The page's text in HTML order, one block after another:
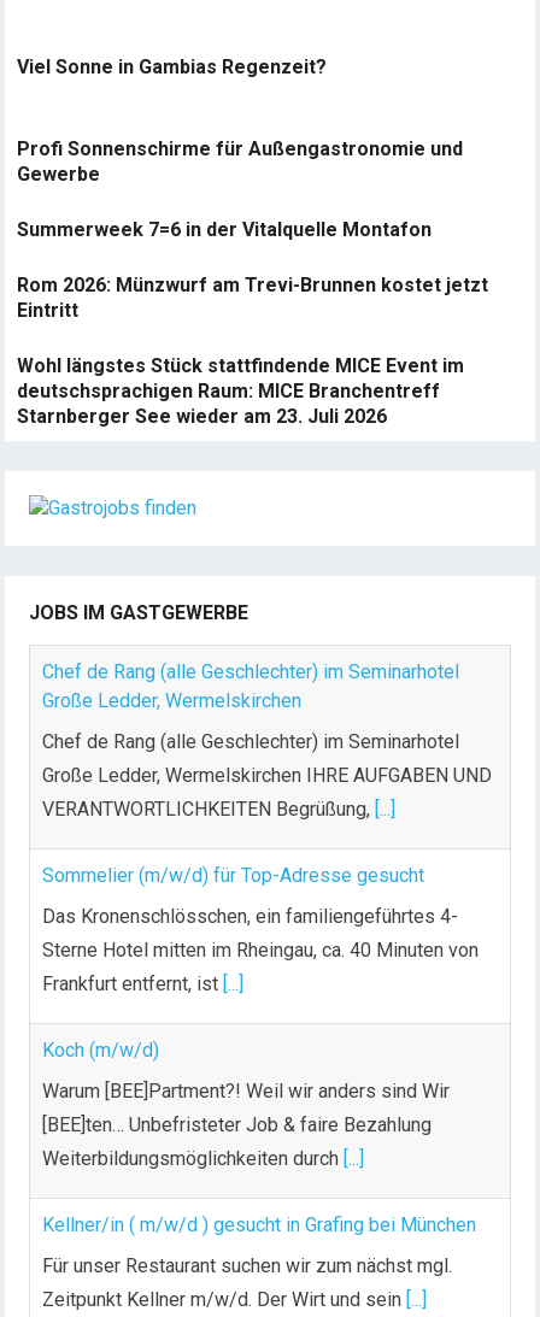
Viel Sonne in Gambias Regenzeit?
Profi Sonnenschirme für Außengastronomie und
Gewerbe
Summerweek 7=6 in der Vitalquelle Montafon
Rom 2026: Münzwurf am Trevi-Brunnen kostet jetzt
Eintritt
Wohl längstes Stück stattfindende MICE Event im
deutschsprachigen Raum: MICE Branchentreff
Starnberger See wieder am 23. Juli 2026
JOBS IM GASTGEWERBE
Chef de Rang (alle Geschlechter) im Seminarhotel
Große Ledder, Wermelskirchen
Chef de Rang (alle Geschlechter) im Seminarhotel
Große Ledder, Wermelskirchen IHRE AUFGABEN UND
VERANTWORTLICHKEITEN Begrüßung, [...]
Sommelier (m/w/d) für Top-Adresse gesucht
Das Kronenschlösschen, ein familiengeführtes 4-
Sterne Hotel mitten im Rheingau, ca. 40 Minuten von
Frankfurt entfernt, ist [...]
Koch (m/w/d)
Warum [BEE]Partment?! Weil wir anders sind Wir
[BEE]ten… Unbefristeter Job & faire Bezahlung
Weiterbildungsmöglichkeiten durch [...]
Kellner/in ( m/w/d ) gesucht in Grafing bei München
Für unser Restaurant suchen wir zum nächst mgl.
Zeitpunkt Kellner m/w/d. Der Wirt und sein [...]